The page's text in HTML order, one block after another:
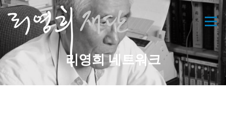
콘
텐
츠
로
바
로
가
기
메뉴
리영희 네트워크